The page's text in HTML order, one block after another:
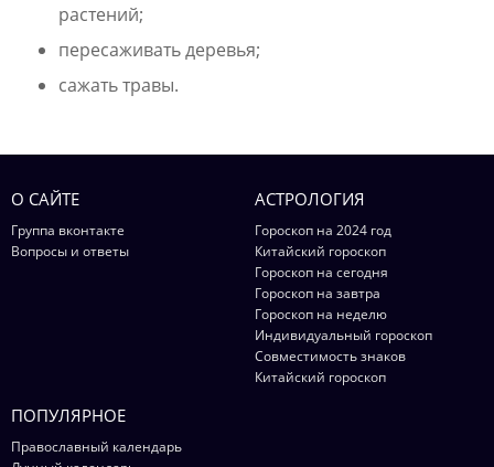
растений;
пересаживать деревья;
сажать травы.
О САЙТЕ
Группа вконтакте
Вопросы и ответы
АСТРОЛОГИЯ
Гороскоп на 2024 год
Китайский гороскоп
Гороскоп на сегодня
Гороскоп на завтра
Гороскоп на неделю
Индивидуальный гороскоп
Совместимость знаков
Китайский гороскоп
ПОПУЛЯРНОЕ
Православный календарь